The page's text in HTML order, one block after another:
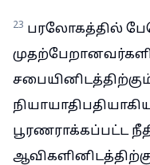
23 பரலோகத்தில்
பூரணராக்கப்பட்ட